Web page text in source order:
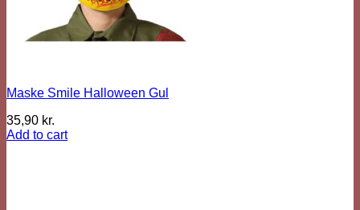
Maske Smile Halloween Gul
35,90 kr.
Add to cart